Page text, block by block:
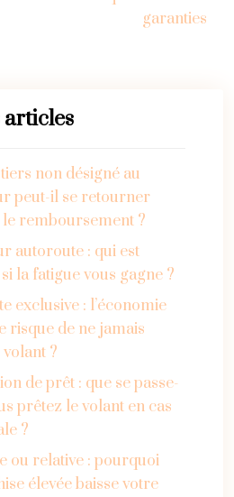
garanties
articles
non désigné au
peut-il se retourner
remboursement ?
autoroute : qui est
la fatigue vous gagne ?
exclusive : l’économie
risque de ne jamais
?
de prêt : que se passe-
prêtez le volant en cas
?
ou relative : pourquoi
élevée baisse votre